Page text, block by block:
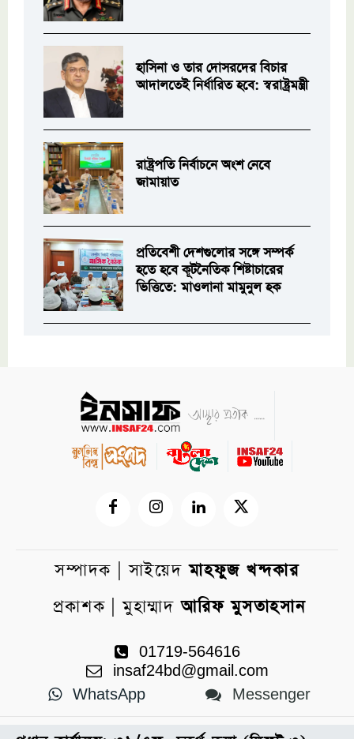
হাসিনা ও তার দোসরদের বিচার
আদালতেই নির্ধারিত হবে: স্বরাষ্ট্রমন্ত্রী
রাষ্ট্রপতি নির্বাচনে অংশ নেবে
জামায়াত
প্রতিবেশী দেশগুলোর সঙ্গে সম্পর্ক
হতে হবে কূটনৈতিক শিষ্টাচারের
ভিত্তিতে: মাওলানা মামুনুল হক
সম্পাদক | সাইয়েদমাহফুজ খন্দকার
প্রকাশক | মুহাম্মাদআরিফ মুসতাহসান
01719-564616
insaf24bd@gmail.com
WhatsApp
Messenger